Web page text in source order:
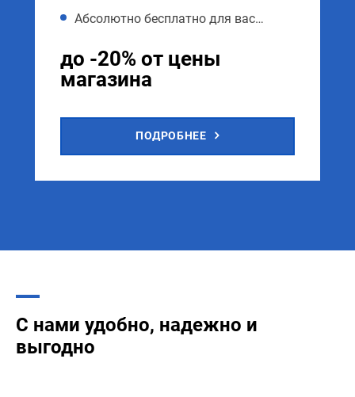
Абсолютно бесплатно для вас…
до -20% от цены
магазина
ПОДРОБНЕЕ
С нами удобно, надежно и
выгодно